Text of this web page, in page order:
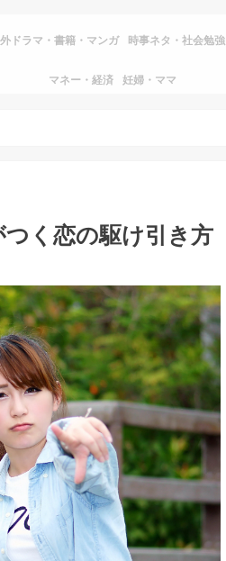
ドラマ・書籍・マンガ 時事ネタ・社会勉強
マネー・経済 妊婦・ママ
く恋の駆け引き方